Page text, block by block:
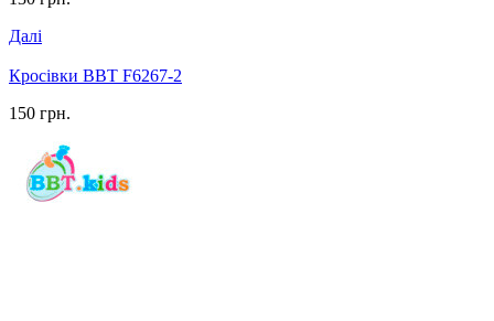
Далі
Кросівки BBT F6267-2
150 грн.